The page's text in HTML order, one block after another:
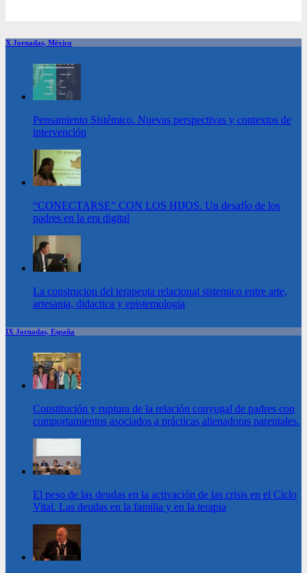
X Jornadas, México
Pensamiento Sistémico. Nuevas perspectivas y contextos de
intervención
“CONECTARSE” CON LOS HIJOS. Un desafío de los
padres en la era digital
La construcion del terapeuta relacional sistemico entre arte,
artesania, didactica y epistemologia
IX Jornadas, España
Constitución y ruptura de la relación conyugal de padres con
comportamientos asociados a prácticas alienadoras parentales.
El peso de las deudas en la activación de las crisis en el Ciclo
Vital. Las deudas en la familia y en la terapia